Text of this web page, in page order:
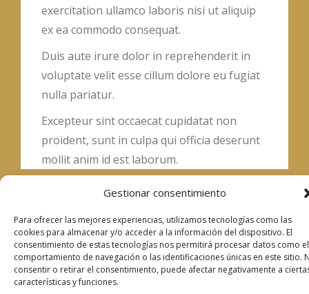
Gestionar consentimiento
Para ofrecer las mejores experiencias, utilizamos tecnologías como las
cookies para almacenar y/o acceder a la información del dispositivo. El
consentimiento de estas tecnologías nos permitirá procesar datos como el
comportamiento de navegación o las identificaciones únicas en este sitio.
consentir o retirar el consentimiento, puede afectar negativamente a
características y funciones.
exercitation ullamco laboris nisi ut aliquip
ex ea commodo consequat.
Duis aute irure dolor in reprehenderit in
voluptate velit esse cillum dolore eu fugiat
nulla pariatur.
Excepteur sint occaecat cupidatat non
proident, sunt in culpa qui officia deserunt
mollit anim id est laborum.
Cadaquès | Girona – Spain – Tél :0034 872 22 80 00–
info@hotelvillagala.com|Política de privacidad|Aviso Legal|
Política de Cookies